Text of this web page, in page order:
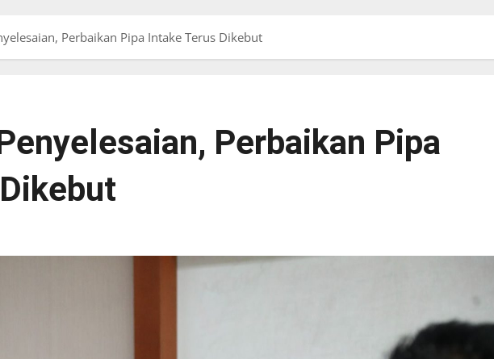
Perbaikan Pipa Intake Terus Dikebut
Perbaikan Pipa